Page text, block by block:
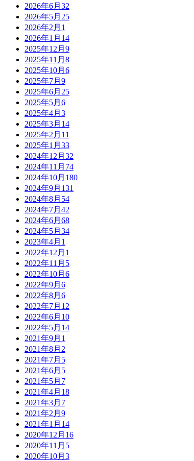
2026年6月 32
2026年5月 25
2026年2月 1
2026年1月 14
2025年12月 9
2025年11月 8
2025年10月 6
2025年7月 9
2025年6月 25
2025年5月 6
2025年4月 3
2025年3月 14
2025年2月 11
2025年1月 33
2024年12月 32
2024年11月 74
2024年10月 180
2024年9月 131
2024年8月 54
2024年7月 42
2024年6月 68
2024年5月 34
2023年4月 1
2022年12月 1
2022年11月 5
2022年10月 6
2022年9月 6
2022年8月 6
2022年7月 12
2022年6月 10
2022年5月 14
2021年9月 1
2021年8月 2
2021年7月 5
2021年6月 5
2021年5月 7
2021年4月 18
2021年3月 7
2021年2月 9
2021年1月 14
2020年12月 16
2020年11月 5
2020年10月 3